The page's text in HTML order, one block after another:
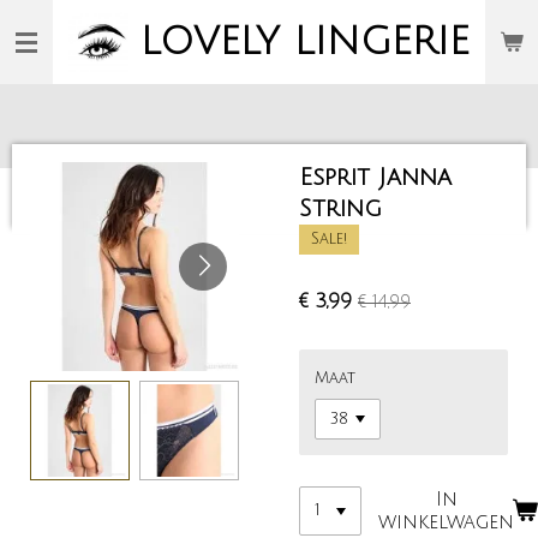
direct
LOVELY LINGERIE
Esprit Janna
String
Sale!
€ 3,99 € 14,99
Maat
In
winkelwagen